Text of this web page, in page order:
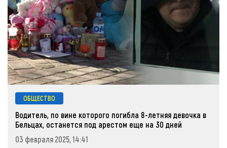
ОБЩЕСТВО
Водитель, по вине которого погибла 8-летняя девочка в
Бельцах, останется под арестом еще на 30 дней
03 февраля 2025, 14:41